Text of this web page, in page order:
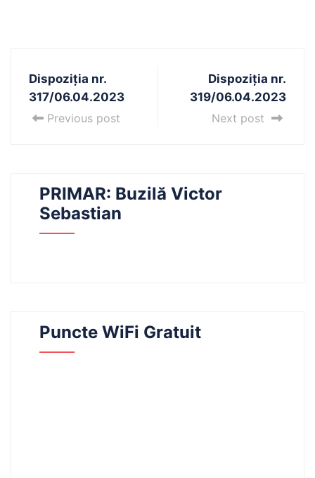
Dispoziția nr.
317/06.04.2023
Previous post
Dispoziția nr.
319/06.04.2023
Next post
PRIMAR: Buzilă Victor
Sebastian
Puncte WiFi Gratuit